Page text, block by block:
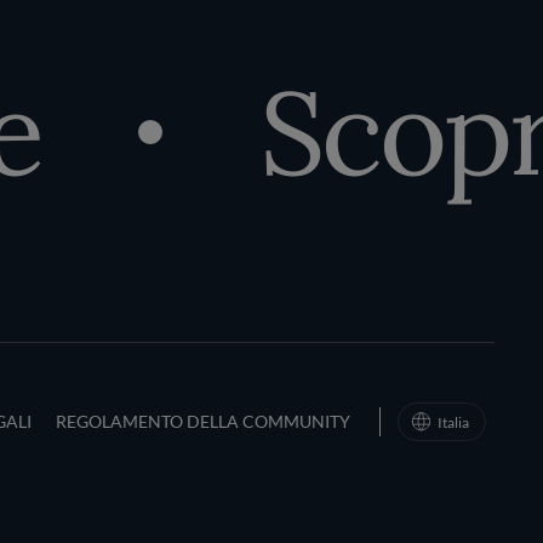
Conditions
REGOLAMENTO DELLA COMMUNITY Italia